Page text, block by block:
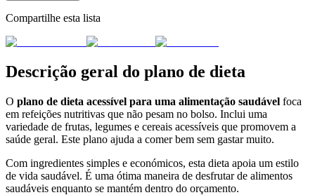
Compartilhe esta lista
Descrição geral do plano de dieta
O plano de dieta acessível para uma alimentação saudável foca
em refeições nutritivas que não pesam no bolso. Inclui uma
variedade de frutas, legumes e cereais acessíveis que promovem a
saúde geral. Este plano ajuda a comer bem sem gastar muito.
Com ingredientes simples e económicos, esta dieta apoia um estilo
de vida saudável. É uma ótima maneira de desfrutar de alimentos
saudáveis enquanto se mantém dentro do orçamento.